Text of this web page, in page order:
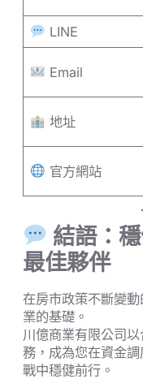
LINE
Email
地址
官方網站
結語：
最佳夥伴
在房市政策不斷變
業的基礎。
川億商業有限公司
務，成為您在資金
戰中穩健前行。